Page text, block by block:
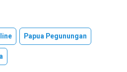
Papua Pegunungan